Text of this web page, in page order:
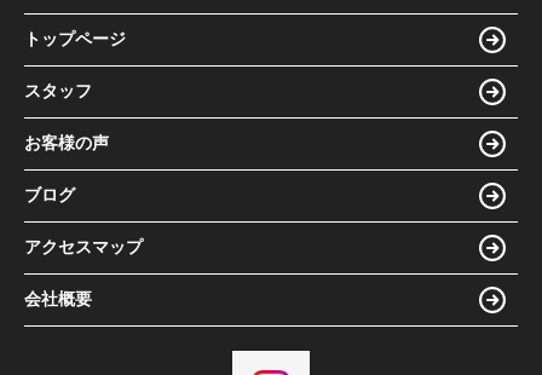
トップページ
スタッフ
お客様の声
ブログ
アクセスマップ
会社概要